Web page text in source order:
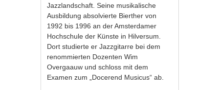
Jazzlandschaft. Seine musikalische
Ausbildung absolvierte Bierther von
1992 bis 1996 an der Amsterdamer
Hochschule der Künste in Hilversum.
Dort studierte er Jazzgitarre bei dem
renommierten Dozenten Wim
Overgaauw und schloss mit dem
Examen zum „Docerend Musicus“ ab.